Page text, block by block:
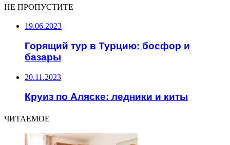
НЕ ПРОПУСТИТЕ
19.06.2023
Горящий тур в Турцию: босфор и
базары
20.11.2023
Круиз по Аляске: ледники и киты
ЧИТАЕМОЕ